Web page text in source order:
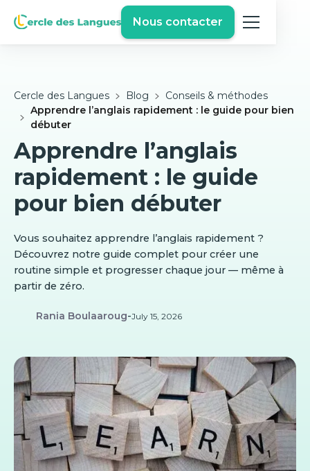
Nous contacter
Cercle des Langues Blog
Conseils & méthodes
Apprendre l’anglais rapidement : le guide pour bien
débuter
Apprendre l’anglais
rapidement : le guide
pour bien débuter
Vous souhaitez apprendre l’anglais rapidement ?
Découvrez notre guide complet pour créer une
routine simple et progresser chaque jour — même à
partir de zéro.
Rania Boulaaroug-July 15, 2026